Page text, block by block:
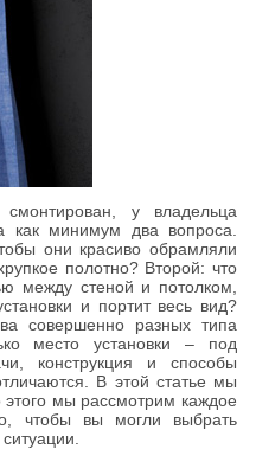
у владельца
как минимум два вопроса.
они красиво обрамляли
полотно? Второй: что
между стеной и потолком,
и портит весь вид?
совершенно разных типа
место установки – под
конструкция и способы
В этой статье мы
мы рассмотрим каждое
чтобы вы могли выбрать